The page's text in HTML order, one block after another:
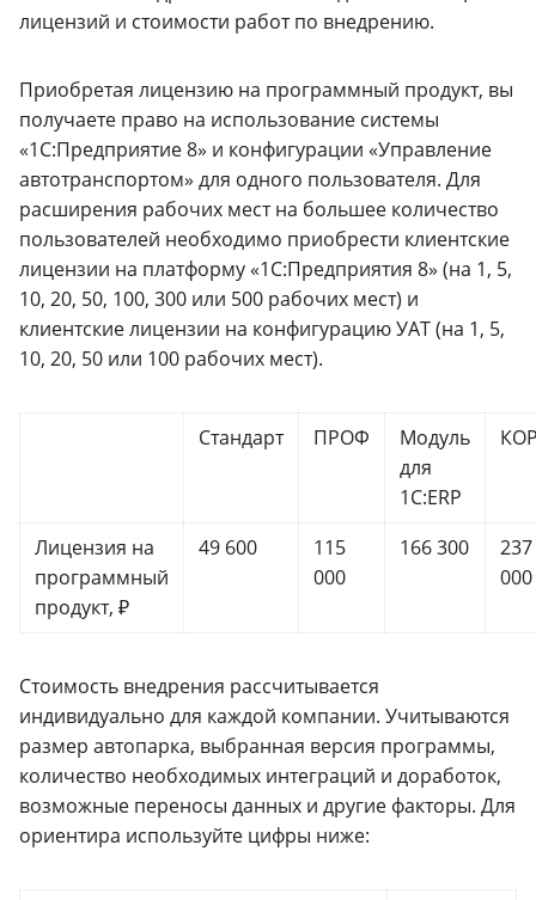
лицензий и стоимости работ по внедрению.
Приобретая лицензию на программный продукт, вы
получаете право на использование системы
«1С:Предприятие 8» и конфигурации «Управление
автотранспортом» для одного пользователя. Для
расширения рабочих мест на большее количество
пользователей необходимо приобрести клиентские
лицензии на платформу «1С:Предприятия 8» (на 1, 5,
10, 20, 50, 100, 300 или 500 рабочих мест) и
клиентские лицензии на конфигурацию УАТ (на 1, 5,
10, 20, 50 или 100 рабочих мест).
Стандарт ПРОФ
Модуль
для
1С:ERP
Лицензия на
программный
продукт, ₽
49 600
115
000
166 300
237
000
Стоимость внедрения рассчитывается
индивидуально для каждой компании. Учитываются
размер автопарка, выбранная версия программы,
количество необходимых интеграций и доработок,
возможные переносы данных и другие факторы. Для
ориентира используйте цифры ниже: